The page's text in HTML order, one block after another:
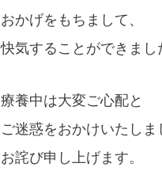
おかげをもちまして、
快気することができまし
療養中は大変ご心配と
ご迷惑をおかけいたしま
お詫び申し上げます。